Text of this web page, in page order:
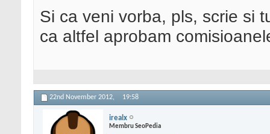
Si ca veni vorba, pls, scrie si
ca altfel aprobam
22nd November 2012, 19:58
irealx
Membru SeoPedia